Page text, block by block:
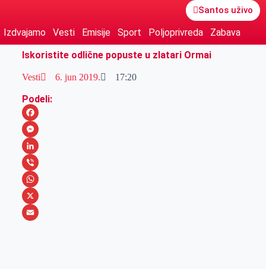
Santos uživo
Izdvajamo Vesti Emisije Sport Poljoprivreda
Zabava
Iskoristite odlične popuste u zlatari Ormai
Vesti 6. jun 2019. 17:20
Podeli:
F
a
c
e
b
o
M
e
s
s
e
L
i
n
k
V
i
b
W
h
X